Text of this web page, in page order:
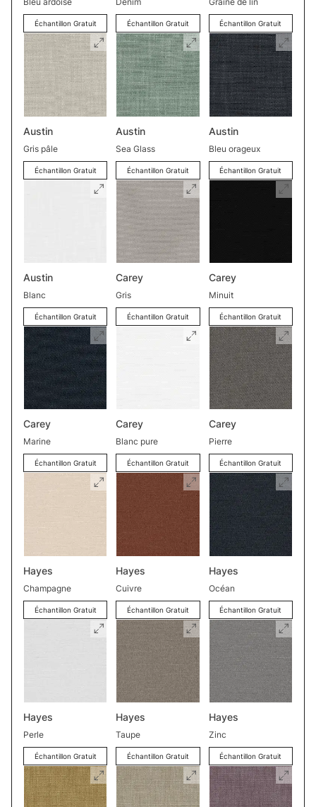
Échantillon Gratuit Échantillon Gratuit Échantillon Gratuit
Austin
Gris pâle
Échantillon Gratuit
Austin
Sea Glass
Échantillon Gratuit
Austin
Bleu orageux
Échantillon Gratuit
Austin
Blanc
Échantillon Gratuit
Carey
Gris
Échantillon Gratuit
Carey
Minuit
Échantillon Gratuit
Carey
Marine
Échantillon Gratuit
Carey
Blanc pure
Échantillon Gratuit
Carey
Pierre
Échantillon Gratuit
Hayes
Champagne
Échantillon Gratuit
Hayes
Cuivre
Échantillon Gratuit
Hayes
Océan
Échantillon Gratuit
Hayes
Perle
Échantillon Gratuit
Hayes
Taupe
Échantillon Gratuit
Hayes
Zinc
Échantillon Gratuit